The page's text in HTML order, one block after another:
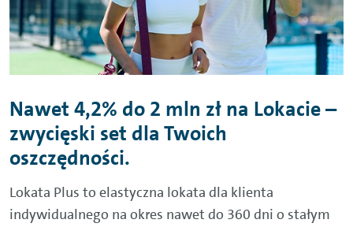
Nawet 4,2% do 2 mln zł na Lokacie –
zwycięski set dla Twoich
oszczędności.
Lokata Plus to elastyczna lokata dla klienta
indywidualnego na okres nawet do 360 dni o stałym